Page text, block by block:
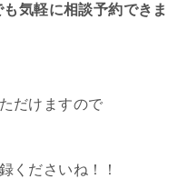
気軽に相談予約できま
だけますので
くださいね！！